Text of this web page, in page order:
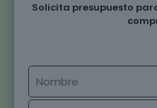
Solicita presupuesto